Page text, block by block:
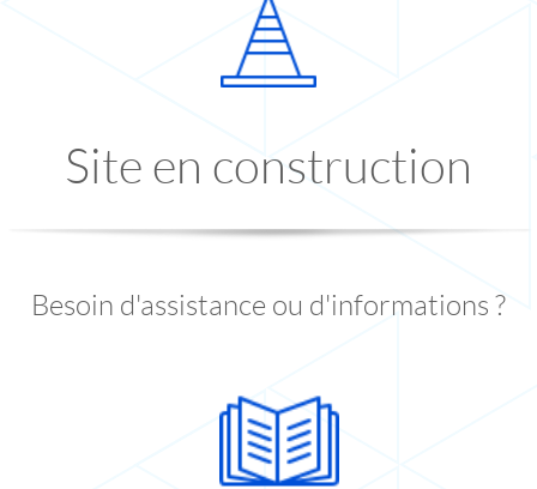
Site en construction
Besoin d'assistance ou d'informations ?